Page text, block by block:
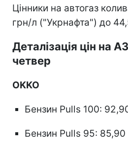
Цінники на автогаз
грн/л ("Укрнафта") до
Деталізація цін на
четвер
OKKO
Бензин Pulls 100:
Бензин Pulls 95: 85,90